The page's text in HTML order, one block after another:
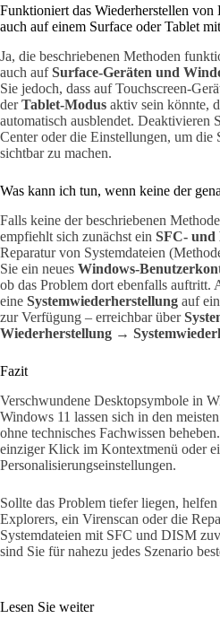
Funktioniert das Wiederherstellen von
auch auf einem Surface oder Tablet
Ja, die beschriebenen Methoden
auch aufSurface-Geräten und
Sie jedoch, dass auf Touchscreen-
derTablet-Modus aktiv sein könnte,
automatisch ausblendet. Deaktivieren
Center oder die Einstellungen, um die
sichtbar zu machen.
Was kann ich tun, wenn keine der
Falls keine der beschriebenen
empfiehlt sich zunächst ein SFC- und
Reparatur von Systemdateien
Sie ein neues Windows-
ob das Problem dort ebenfalls auftritt.
eine Systemwiederherstellung auf
zur Verfügung – erreichbar über
Wiederherstellung →
Fazit
Verschwundene Desktopsymbole in
Windows 11 lassen sich in den
ohne technisches Fachwissen
einziger Klick im Kontextmenü oder
Personalisierungseinstellungen.
Sollte das Problem tiefer liegen,
Explorers, ein Virenscan oder die
Systemdateien mit SFC und DISM
sind Sie für nahezu jedes Szenario
Lesen Sie weiter